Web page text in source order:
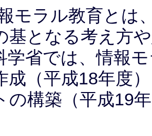
モラル教育とは
基となる考え方
学省では、情報
成（平成18年度
の構築（平成19